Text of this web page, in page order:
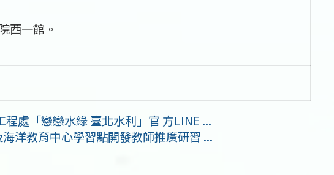
西一館。
處「戀戀水綠 臺北水利」官 方LINE ...
洋教育中心學習點開發教師推廣研習 ...